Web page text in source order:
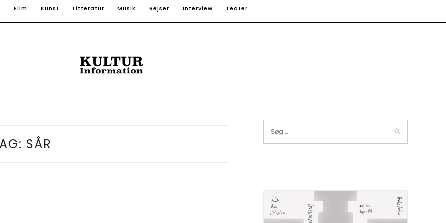
Film Kunst Litteratur Musik Rejser Interview Teater
SÅR